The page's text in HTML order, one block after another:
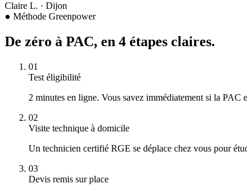
Claire L. · Dijon
● Méthode Greenpower
De zéro à PAC, en 4 étapes claires.
01
Test éligibilité
2 minutes en ligne. Vous savez immédiatement si la PAC
02
Visite technique à domicile
Un technicien certifié RGE se déplace chez vous pour
03
Devis remis sur place